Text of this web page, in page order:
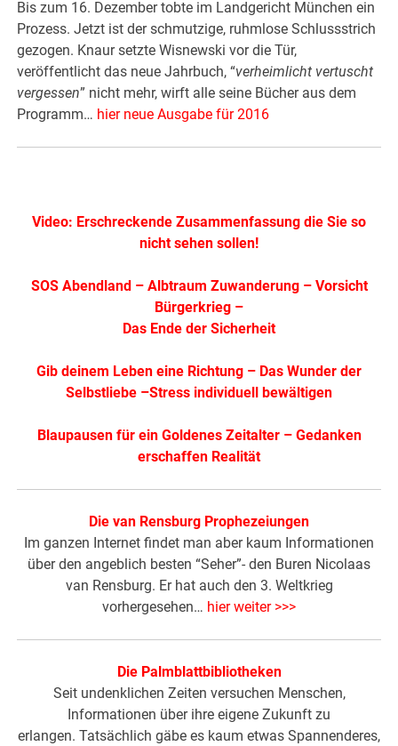
Bis zum 16. Dezember tobte im Landgericht München ein
Prozess. Jetzt ist der schmutzige, ruhmlose Schlussstrich
gezogen. Knaur setzte Wisnewski vor die Tür,
veröffentlicht das neue Jahrbuch, “verheimlicht vertuscht
vergessen” nicht mehr, wirft alle seine Bücher aus dem
Programm… hier neue Ausgabe für 2016
Video: Erschreckende Zusammenfassung die Sie so
nicht sehen sollen!
SOS Abendland – Albtraum Zuwanderung– Vorsicht
Bürgerkrieg –
Das Ende der Sicherheit
Gib deinem Leben eine Richtung – Das Wunder der
Selbstliebe –Stress individuell bewältigen
Blaupausen für ein Goldenes Zeitalter– Gedanken
erschaffen Realität
Die van Rensburg Prophezeiungen
Im ganzen Internet findet man aber kaum Informationen
über den angeblich besten “Seher”- den Buren Nicolaas
van Rensburg. Er hat auch den 3. Weltkrieg
vorhergesehen… hier weiter >>>
Die Palmblattbibliotheken
Seit undenklichen Zeiten versuchen Menschen,
Informationen über ihre eigene Zukunft zu
erlangen. Tatsächlich gäbe es kaum etwas Spannenderes,